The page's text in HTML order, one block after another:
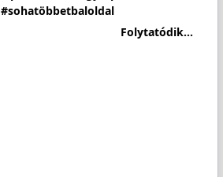
#sohatöbbetbaloldal
Folytatódik...